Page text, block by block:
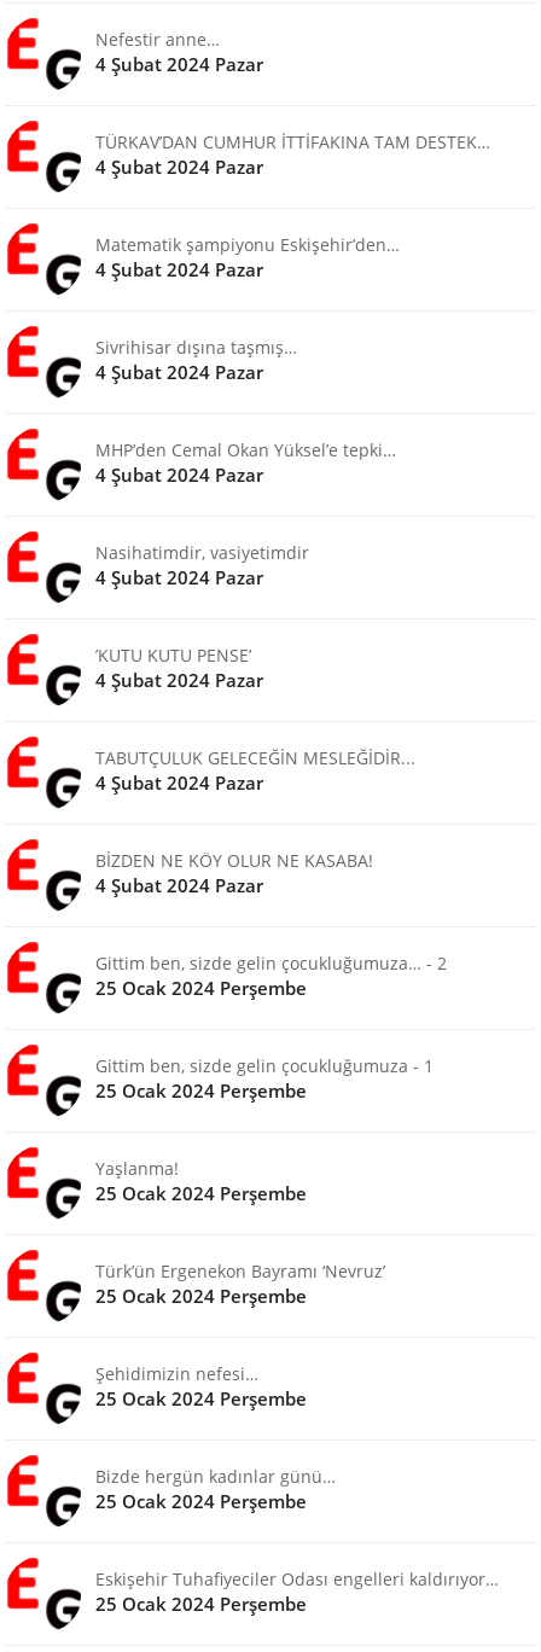
Nefestir anne…
4 Şubat 2024 Pazar
TÜRKAV’DAN CUMHUR İTTİFAKINA TAM DESTEK…
4 Şubat 2024 Pazar
Matematik şampiyonu Eskişehir’den…
4 Şubat 2024 Pazar
Sivrihisar dışına taşmış…
4 Şubat 2024 Pazar
MHP’den Cemal Okan Yüksel’e tepki…
4 Şubat 2024 Pazar
Nasihatimdir, vasiyetimdir
4 Şubat 2024 Pazar
’KUTU KUTU PENSE’
4 Şubat 2024 Pazar
TABUTÇULUK GELECEĞİN MESLEĞİDİR...
4 Şubat 2024 Pazar
BİZDEN NE KÖY OLUR NE KASABA!
4 Şubat 2024 Pazar
Gittim ben, sizde gelin çocukluğumuza… - 2
25 Ocak 2024 Perşembe
Gittim ben, sizde gelin çocukluğumuza - 1
25 Ocak 2024 Perşembe
Yaşlanma!
25 Ocak 2024 Perşembe
Türk’ün Ergenekon Bayramı ‘Nevruz’
25 Ocak 2024 Perşembe
Şehidimizin nefesi…
25 Ocak 2024 Perşembe
Bizde hergün kadınlar günü…
25 Ocak 2024 Perşembe
Eskişehir Tuhafiyeciler Odası engelleri kaldırıyor…
25 Ocak 2024 Perşembe